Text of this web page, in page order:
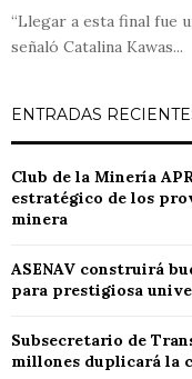
“Llegar a esta final fue
señaló Catalina Kawas...
ENTRADAS
Club de la Minería
estratégico de los
minera
ASENAV construirá
para prestigiosa
Subsecretario de
millones duplicará la